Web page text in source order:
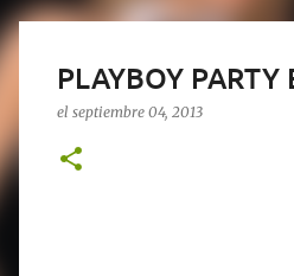
PLAYBOY
el septiembre 04, 2013